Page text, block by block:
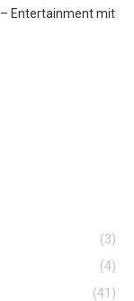
Entertainment mit
(3)
(4)
(41)